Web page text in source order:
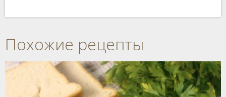
Похожие рецепты